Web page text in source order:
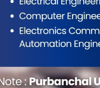
खुशी मलाई अरू केही छैन”,
हनहनी ज्वरो आयो, श्वास
उपचारका लागि एपिएफ
नसोचेको सुधार भयो ।
सशस्त्र प्रहरी